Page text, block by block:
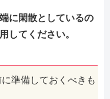
に閑散としているの
してください。
準備しておくべきも